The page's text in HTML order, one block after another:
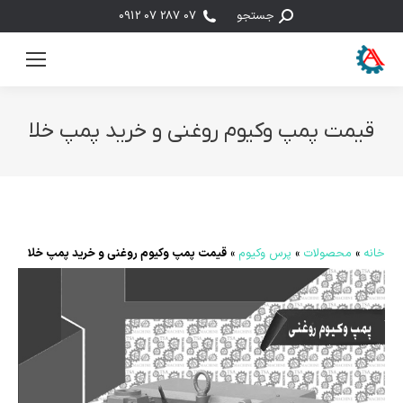
جستجو:جستجو 07 287 07 0912
قیمت پمپ وکیوم روغنی و خرید پمپ خلا
خانه » محصولات » پرس وکیوم » قیمت پمپ وکیوم روغنی و خرید پمپ خلا